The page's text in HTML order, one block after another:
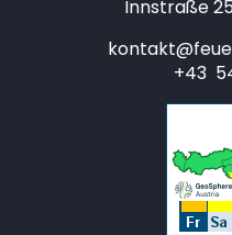
Innstraße
+43